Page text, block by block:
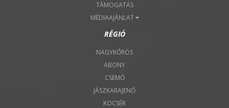
TÁMOGATÁS
MÉDIAAJÁNLAT
RÉGIÓ
NAGYKŐRÖS
ABONY
CSEMŐ
JÁSZKARAJENŐ
KOCSÉR